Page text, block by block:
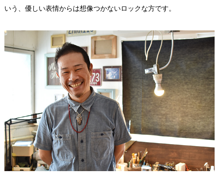
いう、優しい表情からは想像つかないロックな方です。